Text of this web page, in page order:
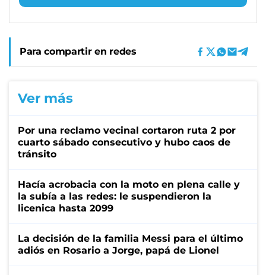
Para compartir en redes
Ver más
Por una reclamo vecinal cortaron ruta 2 por
cuarto sábado consecutivo y hubo caos de
tránsito
Hacía acrobacia con la moto en plena calle y
la subía a las redes: le suspendieron la
licenica hasta 2099
La decisión de la familia Messi para el último
adiós en Rosario a Jorge, papá de Lionel